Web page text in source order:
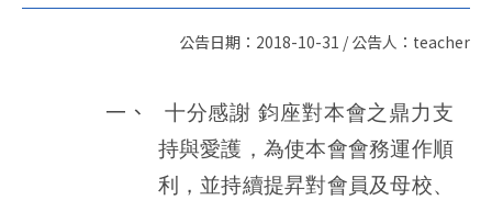
公告日期：2018-10-31 / 公告人：teacher
一、
十分感謝 鈞座對本會之鼎力支
持與愛護，為使本會會務運作順
利，並持續提昇對會員及母校、